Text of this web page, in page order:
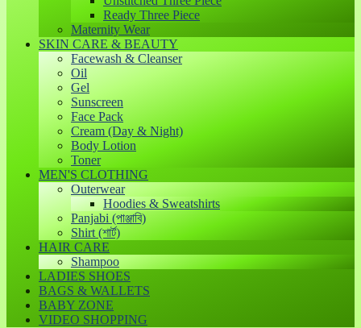
Ready Three Piece
Maternity Wear
SKIN CARE & BEAUTY
Facewash & Cleanser
Oil
Gel
Sunscreen
Face Pack
Cream (Day & Night)
Body Lotion
Toner
MEN'S CLOTHING
Outerwear
Hoodies & Sweatshirts
Panjabi (পাঞ্জাবি)
Shirt (শার্ট)
HAIR CARE
Shampoo
LADIES SHOES
BAGS & WALLETS
BABY ZONE
VIDEO SHOPPING